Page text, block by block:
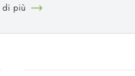
di più